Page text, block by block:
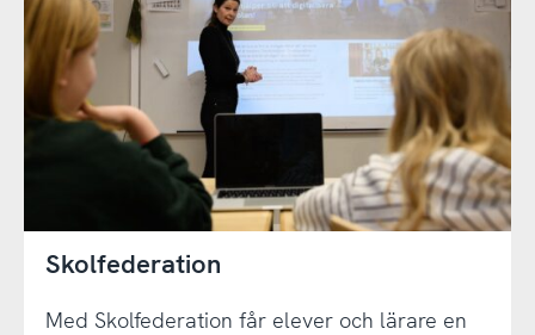
Skolfederation
Med Skolfederation får elever och lärare en